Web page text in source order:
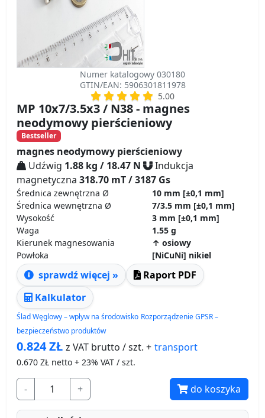
Numer katalogowy 030180
GTIN/EAN: 5906301811978
5.00
MP 10x7/3.5x3 / N38 - magnes
neodymowy pierścieniowy
Bestseller
magnes neodymowy pierścieniowy
Udźwig 1.88 kg / 18.47 N
Indukcja
magnetyczna 318.70 mT / 3187 Gs
Średnica zewnętrzna Ø 10 mm [±0,1 mm]
Średnica wewnętrzna Ø
7/3.5 mm [±0,1 mm]
Wysokość
3 mm [±0,1 mm]
Waga
1.55 g
Kierunek magnesowania
↑ osiowy
Powłoka
[NiCuNi] nikiel
sprawdź więcej »
Raport PDF
Kalkulator
Ślad Węglowy – wpływ na środowisko Rozporządzenie GPSR –
bezpieczeństwo produktów
0.824ZŁ z VAT brutto / szt. + transport
0.670 ZŁ netto + 23% VAT / szt.
- + do koszyka